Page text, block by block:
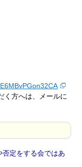
く方へは、メールに
定をする会ではあ